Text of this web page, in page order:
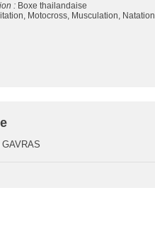
: Boxe thailandaise
Motocross, Musculation, Natation